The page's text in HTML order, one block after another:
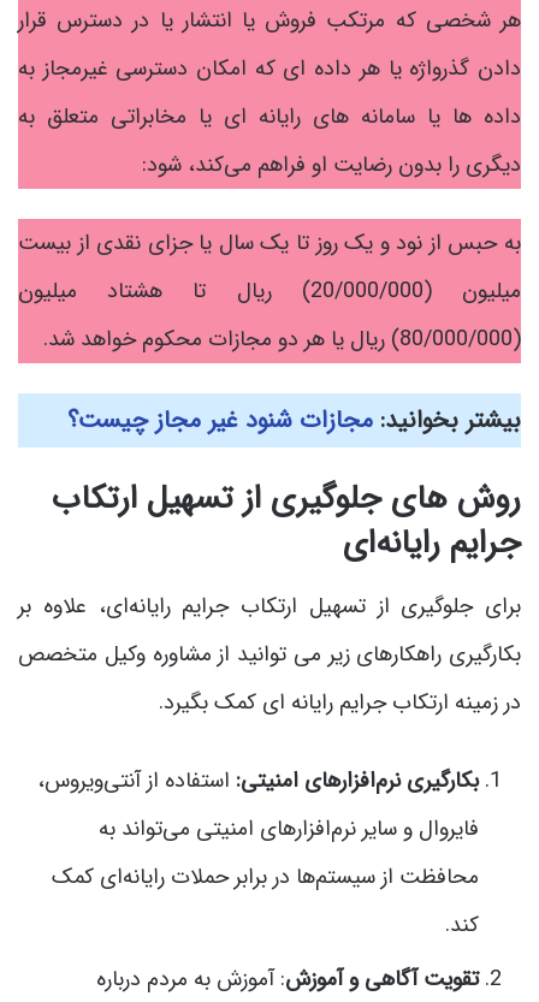
هر شخصی که مرتکب فروش یا انتشار یا در دسترس قرار
دادن گذرواژه یا هر داده ای که امکان دسترسی غیرمجاز به
داده ها یا سامانه های رایانه ای یا مخابراتی متعلق به
دیگری را بدون رضایت او فراهم می‌کند، شود:
به حبس از نود و یک روز تا یک سال یا جزای نقدی از بیست
میلیون (20/000/000) ریال تا هشتاد میلیون
(80/000/000) ریال یا هر دو مجازات محکوم خواهد شد.
بیشتر بخوانید: مجازات شنود غیر مجاز چیست؟
روش های جلوگیری از تسهیل ارتکاب
جرایم رایانه‌ای
برای جلوگیری از تسهیل ارتکاب جرایم رایانه‌ای، علاوه بر
بکارگیری راهکارهای زیر می توانید از مشاوره وکیل متخصص
در زمینه ارتکاب جرایم رایانه ای کمک بگیرد.
بکارگیری نرم‌افزارهای امنیتی: استفاده از آنتی‌ویروس،
فایروال و سایر نرم‌افزارهای امنیتی می‌تواند به
محافظت از سیستم‌ها در برابر حملات رایانه‌ای کمک
کند.
تقویت آگاهی و آموزش: آموزش به مردم درباره